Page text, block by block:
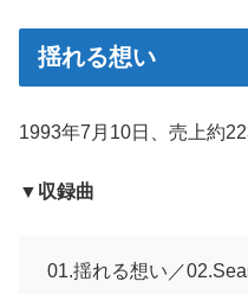
揺れる想い
1993年7月10日、売上約
▼収録曲
01.揺れる想い／